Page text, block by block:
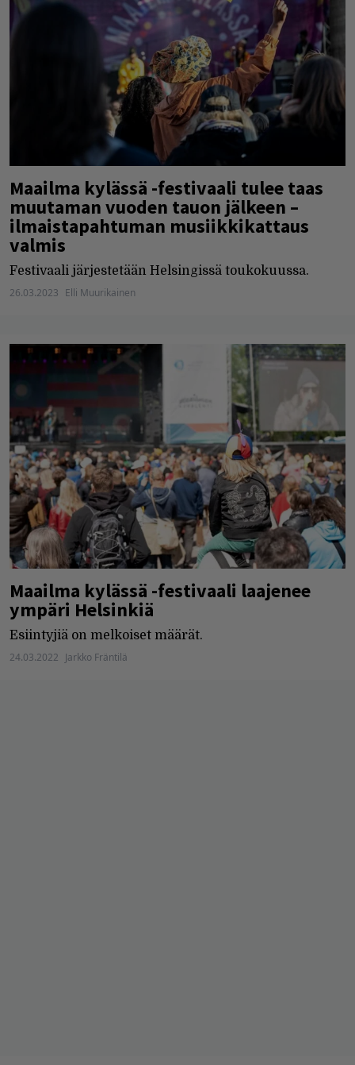
Maailma kylässä -festivaali tulee taas
muutaman vuoden tauon jälkeen –
ilmaistapahtuman musiikkikattaus
valmis
Festivaali järjestetään Helsingissä toukokuussa.
26.03.2023 Elli Muurikainen
Maailma kylässä -festivaali laajenee
ympäri Helsinkiä
Esiintyjiä on melkoiset määrät.
24.03.2022 Jarkko Fräntilä